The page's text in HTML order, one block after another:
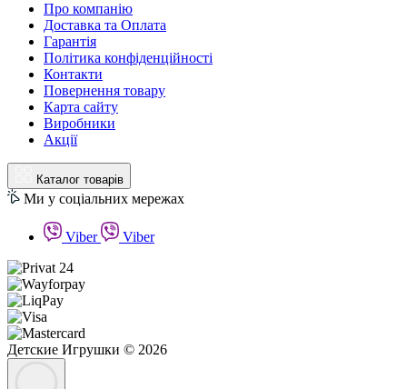
Про компанію
Доставка та Оплата
Гарантія
Політика конфіденційності
Контакти
Повернення товару
Карта сайту
Виробники
Акції
Каталог товарів
Ми у соціальних мережах
Viber Viber
Детские Игрушки © 2026